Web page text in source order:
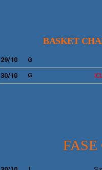
BASKET
29/10 G
30/10 G
FASE